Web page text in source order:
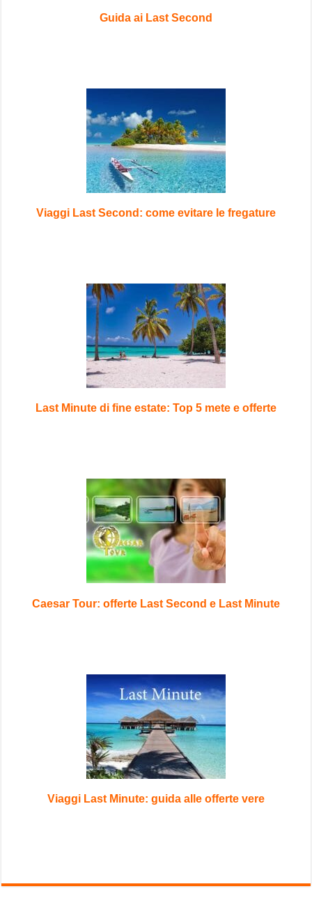
Guida ai Last Second
Viaggi Last Second: come evitare le fregature
Last Minute di fine estate: Top 5 mete e offerte
Caesar Tour: offerte Last Second e Last Minute
Viaggi Last Minute: guida alle offerte vere